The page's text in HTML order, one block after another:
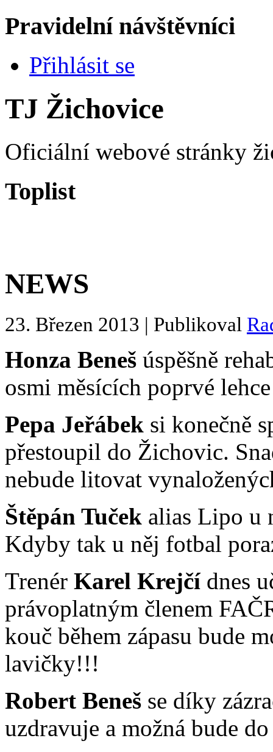
Pravidelní návštěvníci
Přihlásit se
TJ Žichovice
Oficiální webové stránky
Toplist
NEWS
23. Březen 2013 | Publikoval
Honza Beneš úspěšně
osmi měsících poprvé
Pepa Jeřábek si konečně
přestoupil do Žichovic.
nebude litovat
Štěpán Tuček alias Lipo u
Kdyby tak u něj fotbal
Trenér Karel Krejčídnes
právoplatným členem
kouč během zápasu bude
lavičky!!!
Robert Beneš se díky
uzdravuje a možná bude